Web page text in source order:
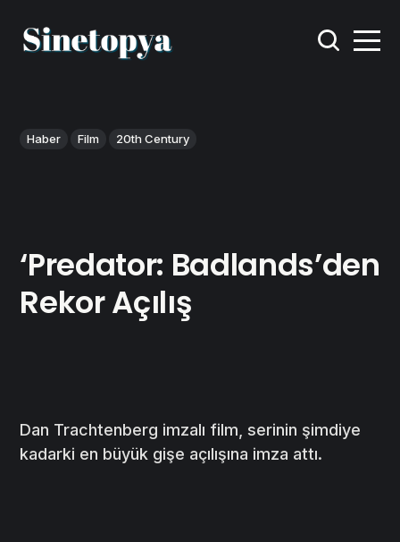
Haber Film 20th Century
‘Predator: Badlands’den
Rekor Açılış
Dan Trachtenberg imzalı film, serinin şimdiye
kadarki en büyük gişe açılışına imza attı.